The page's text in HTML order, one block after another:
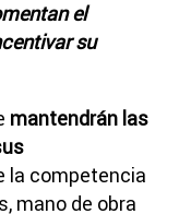
el
su
mantendrán las
la competencia
mano de obra